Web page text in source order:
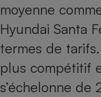
moyenne
Hyundai Santa
termes de
plus compétitif
s’échelonne